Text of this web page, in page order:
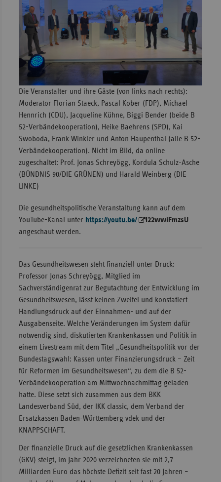
Die Veranstalter und ihre Gäste (von links nach rechts):
Moderator Florian Staeck, Pascal Kober (FDP), Michael
Hennrich (CDU), Jacqueline Kühne, Biggi Bender (beide B
52-Verbändekooperation), Heike Baehrens (SPD), Kai
Swoboda, Frank Winkler und Anton Haupenthal (alle B 52-
Verbändekooperation). Nicht im Bild, da online
zugeschaltet: Prof. Jonas Schreyögg, Kordula Schulz-Asche
(BÜNDNIS 90/DIE GRÜNEN) und Harald Weinberg (DIE
LINKE)
Die gesundheitspolitische Veranstaltung kann auf dem
YouTube-Kanal unter https://youtu.be/
I22wwiFmzsU
angeschaut werden.
Das Gesundheitswesen steht finanziell unter Druck:
Professor Jonas Schreyögg, Mitglied im
Sachverständigenrat zur Begutachtung der Entwicklung im
Gesundheitswesen, lässt keinen Zweifel und konstatiert
Handlungsdruck auf der Einnahmen- und auf der
Ausgabenseite. Welche Veränderungen im System dafür
notwendig sind, diskutierten Krankenkassen und Politik in
einem Livestream mit dem Titel „Gesundheitspolitik vor der
Bundestagswahl: Kassen unter Finanzierungsdruck – Zeit
für Reformen im Gesundheitswesen“, zu dem die B 52-
Verbändekooperation am Mittwochnachmittag geladen
hatte. Diese setzt sich zusammen aus dem BKK
Landesverband Süd, der IKK classic, dem Verband der
Ersatzkassen Baden-Württemberg vdek und der
KNAPPSCHAFT.
Der finanzielle Druck auf die gesetzlichen Krankenkassen
(GKV) steigt, im Jahr 2020 verzeichneten sie mit 2,7
Milliarden Euro das höchste Defizit seit fast 20 Jahren –